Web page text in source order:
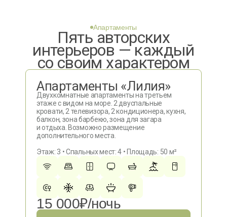
Апартаменты
Пять авторских
интерьеров — каждый
со своим характером
Апартаменты «Лилия»
Двухкомнатные апартаменты на третьем
этаже с видом на море. 2 двуспальные
кровати, 2 телевизора, 2 кондиционера, кухня,
балкон, зона барбекю, зона для загара
и отдыха. Возможно размещение
дополнительного места.
Этаж: 3 • Спальных мест: 4 • Площадь: 50 м²
15 000₽/ночь